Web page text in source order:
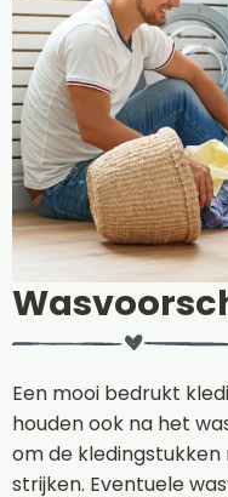
Een mooi bedrukt
houden ook na het
om de
strijken. Eventuele